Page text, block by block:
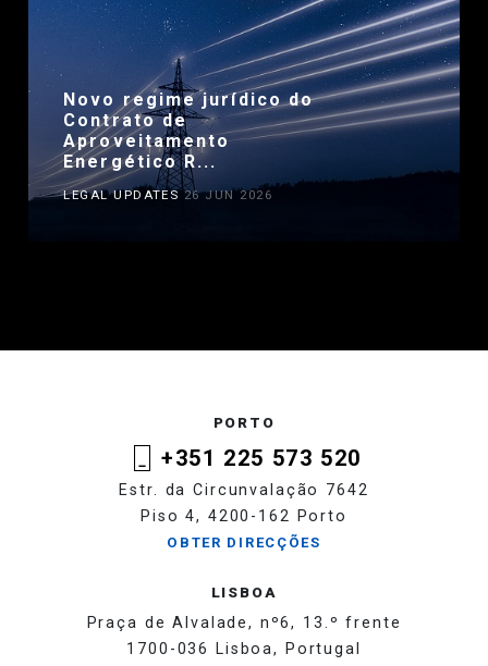
Novo regime jurídico do
Contrato de
Aproveitamento
Energético R...
LEGAL UPDATES26 JUN 2026
PORTO
+351 225 573 520
Estr. da Circunvalação 7642
Piso 4, 4200-162 Porto
OBTER DIRECÇÕES
LISBOA
Praça de Alvalade, nº6, 13.º frente
1700-036 Lisboa, Portugal